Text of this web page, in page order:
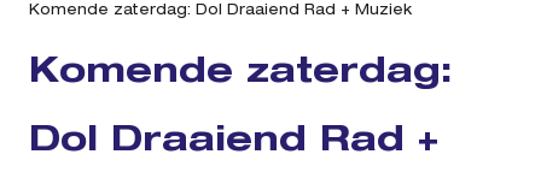
Komende zaterdag: Dol Draaiend Rad + Muziek
Komende zaterdag:
Dol Draaiend Rad +